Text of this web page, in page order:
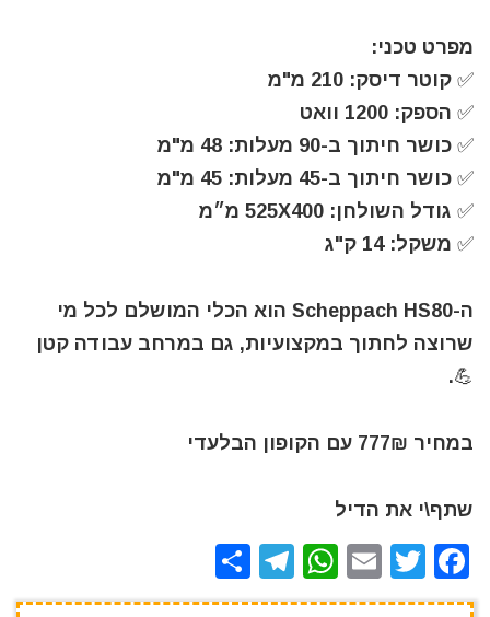
מפרט טכני:
✅️ קוטר דיסק: 210 מ"מ
✅️ הספק: 1200 וואט
✅️ כושר חיתוך ב-90 מעלות: 48 מ"מ
✅️ כושר חיתוך ב-45 מעלות: 45 מ"מ
✅️ גודל השולחן: 525X400 מ״מ
✅️ משקל: 14 ק"ג
ה-Scheppach HS80 הוא הכלי המושלם לכל מי
שרוצה לחתוך במקצועיות, גם במרחב עבודה קטן
💪.
במחיר 777₪ עם הקופון הבלעדי
שתף\י את הדיל
F
a
T
w
E
m
W
h
T
el
h